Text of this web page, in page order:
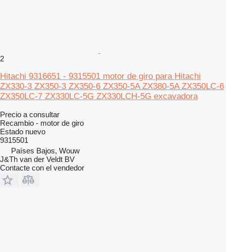
2
Hitachi 9316651 - 9315501 motor de giro para Hitachi
ZX330-3 ZX350-3 ZX350-6 ZX350-5A ZX380-5A ZX350LC-6
ZX350LC-7 ZX330LC-5G ZX330LCH-5G excavadora
Precio a consultar
Recambio - motor de giro
Estado nuevo
9315501
Países Bajos, Wouw
J&Th van der Veldt BV
Contacte con el vendedor